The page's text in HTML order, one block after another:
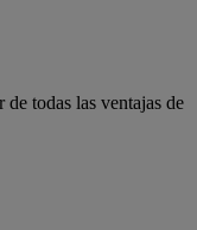
todas las ventajas de